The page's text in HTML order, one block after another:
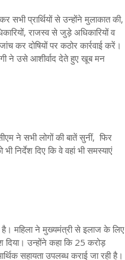
सभी प्रार्थियों से उन्होंने मुलाकात की,
राजस्व से जुड़े अधिकारियों व
कर दोषियों पर कठोर कार्रवाई करें।
ने उसे आशीर्वाद देते हुए खूब मन
ने सभी लोगों की बातें सुनीं, फिर
निर्देश दिए कि वे वहां भी समस्याएं
महिला ने मुख्यमंत्री से इलाज के लिए
उन्होंने कहा कि 25 करोड़
सहायता उपलब्ध कराई जा रही है।